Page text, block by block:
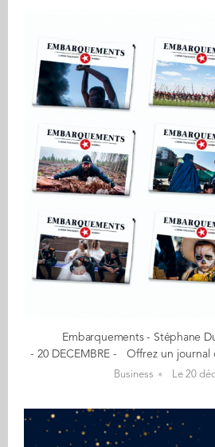
Embarquements - Stéphane
Business Le 20